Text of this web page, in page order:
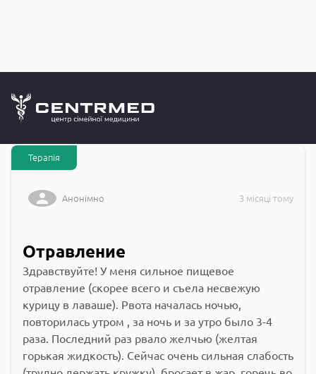
CENTRMED: Задай питання лікарю онлайн
Терапія
Анонімно 3 місяці тому
Отравление
Здравствуйте! У меня сильное пищевое
отравление (скорее всего и съела несвежую
курицу в лаваше). Рвота началась ночью,
повторилась утром , за ночь и за утро было 3-4
раза. Последний раз рвало желчью (желтая
горькая жидкость). Сейчас очень сильная слабость